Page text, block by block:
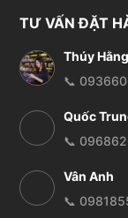
TƯ VẤN ĐẶT
Thúy Hằng
📞
Quốc
📞
Vân Anh
📞